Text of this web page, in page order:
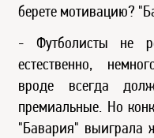
берете мотивацию?
- Футболисты не
естественно,
вроде всегда
премиальные. Но
"Бавария" выиграла